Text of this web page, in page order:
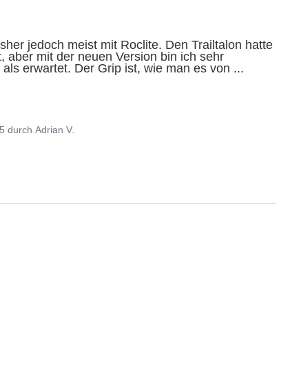
jedoch meist mit Roclite. Den Trailtalon hatte
aber mit der neuen Version bin ich sehr
erwartet. Der Grip ist, wie man es von ...
durchAdrian V.